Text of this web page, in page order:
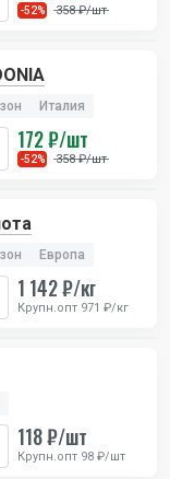
-52% 358 ₽/шт
Италия
172 ₽/шт
-52% 358 ₽/шт
Европа
1 142 ₽/кг
Крупн.опт 971 ₽/кг
118 ₽/шт
Крупн.опт 98 ₽/шт